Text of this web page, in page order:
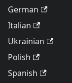
German
Italian
Ukrainian
Polish
Spanish